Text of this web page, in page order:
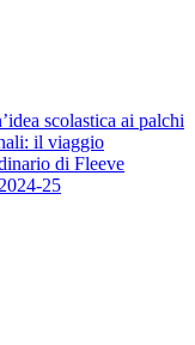
scolastica ai palchi
il viaggio
di Fleeve
25